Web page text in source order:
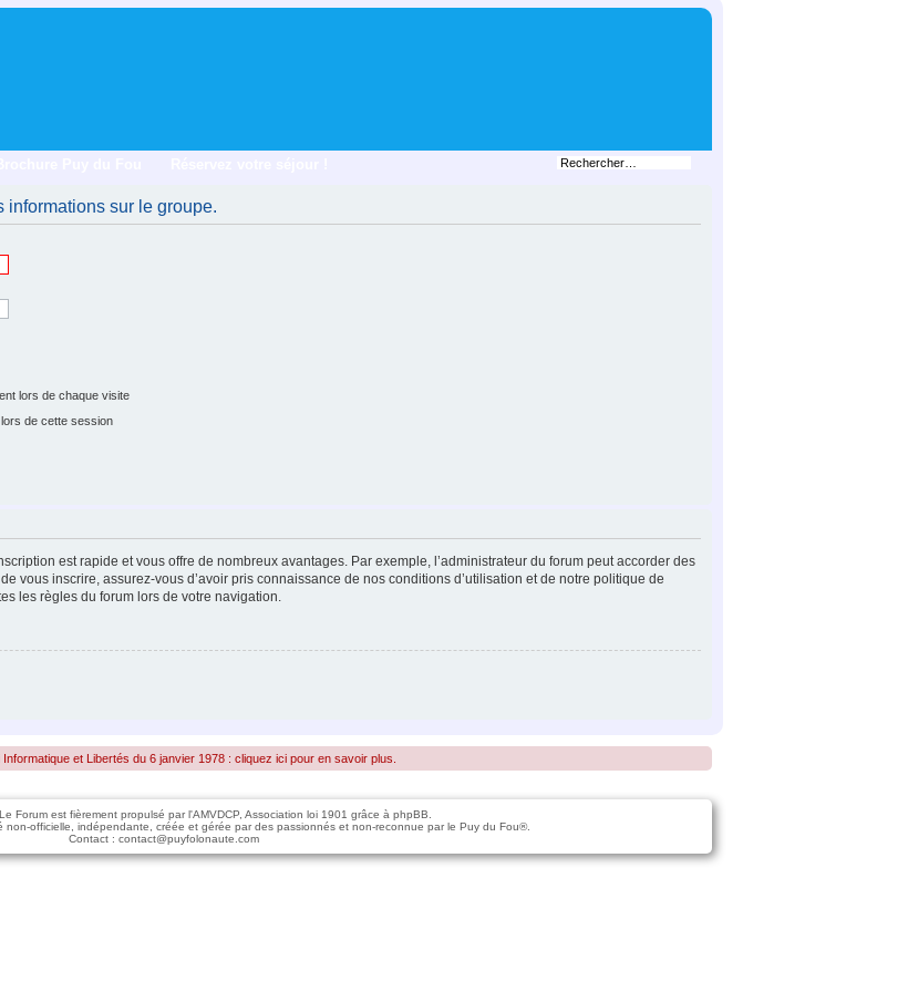
informations sur le groupe.
lors de chaque visite
de cette session
est rapide et vous offre de nombreux avantages. Par exemple, l’administrateur du forum peut accorder des
vous inscrire, assurez-vous d’avoir pris connaissance de nos conditions d’utilisation et de notre politique de
les règles du forum lors de votre navigation.
et Libertés du 6 janvier 1978 : cliquez ici pour en savoir plus.
Forum est fièrement propulsé par l'AMVDCP, Association loi 1901 grâce à phpBB.
non-officielle, indépendante, créée et gérée par des passionnés et non-reconnue par le Puy du Fou®.
Contact : contact@puyfolonaute.com